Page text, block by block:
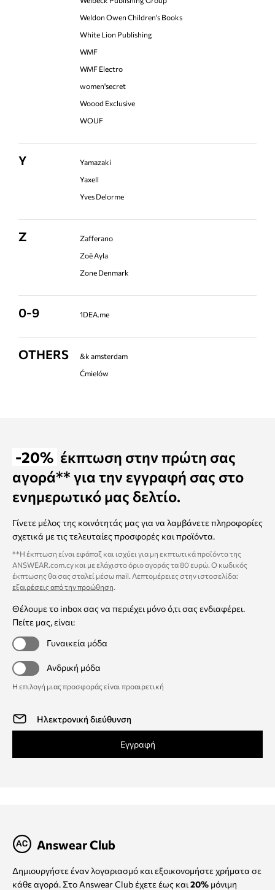
Weldon Owen Children's Books
White Lion Publishing
WMF
WMF Electro
women'secret
Woood Exclusive
WOUF
Y
Yamazaki
Yaxell
Yves Delorme
Z
Zafferano
Zoë Ayla
Zone Denmark
0-9 1DEA.me
OTHERS
&k amsterdam
Ćmielów
-20% έκπτωση στην πρώτη σας
αγορά** για την εγγραφή σας στο
ενημερωτικό μας δελτίο.
Γίνετε μέλος της κοινότητάς μας για να λαμβάνετε πληροφορίες
σχετικά με τις τελευταίες προσφορές και προϊόντα.
**Η έκπτωση είναι εφάπαξ και ισχύει για μη εκπτωτικά προϊόντα της
ANSWEAR.com.cy και με ελάχιστο όριο αγοράς τα 80 ευρώ. Ο κωδικός
έκπτωσης θα σας σταλεί μέσω mail. Λεπτομέρειες στην ιστοσελίδα:
εξαιρέσεις από την προώθηση.
Θέλουμε το inbox σας να περιέχει μόνο ό,τι σας ενδιαφέρει.
Πείτε μας, είναι:
Γυναικεία μόδα
Ανδρική μόδα
Η επιλογή μιας προσφοράς είναι προαιρετική
Εγγραφή
Answear Club
Δημιουργήστε έναν λογαριασμό και εξοικονομήστε χρήματα σε
κάθε αγορά. Στο Answear Club έχετε έως και 20% μόνιμη